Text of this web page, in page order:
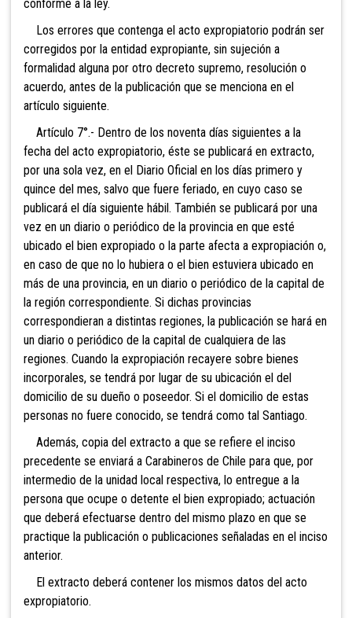
conforme a la ley.
Los errores que contenga el acto expropiatorio podrán ser
corregidos por la entidad expropiante, sin sujeción a
formalidad alguna por otro decreto supremo, resolución o
acuerdo, antes de la publicación que se menciona en el
artículo siguiente.
Artículo 7°.- Dentro de los noventa días siguientes a la
fecha del acto expropiatorio, éste se publicará en extracto,
por una sola vez, en el Diario Oficial en los días primero y
quince del mes, salvo que fuere feriado, en cuyo caso se
publicará el día siguiente hábil. También se publicará por una
vez en un diario o periódico de la provincia en que esté
ubicado el bien expropiado o la parte afecta a expropiación o,
en caso de que no lo hubiera o el bien estuviera ubicado en
más de una provincia, en un diario o periódico de la capital de
la región correspondiente. Si dichas provincias
correspondieran a distintas regiones, la publicación se hará en
un diario o periódico de la capital de cualquiera de las
regiones. Cuando la expropiación recayere sobre bienes
incorporales, se tendrá por lugar de su ubicación el del
domicilio de su dueño o poseedor. Si el domicilio de estas
personas no fuere conocido, se tendrá como tal Santiago.
Además, copia del extracto a que se refiere el inciso
precedente se enviará a Carabineros de Chile para que, por
intermedio de la unidad local respectiva, lo entregue a la
persona que ocupe o detente el bien expropiado; actuación
que deberá efectuarse dentro del mismo plazo en que se
practique la publicación o publicaciones señaladas en el inciso
anterior.
El extracto deberá contener los mismos datos del acto
expropiatorio.